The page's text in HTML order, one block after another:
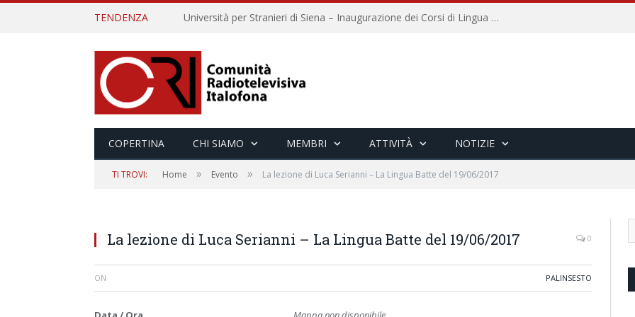
TENDENZA Università per Stranieri di Siena – Inaugurazione dei Corsi di Lingua e Cultura Italiana, 109a annata
COPERTINA CHI SIAMO MEMBRI ATTIVITÀ NOTIZIE
TI TROVI: Home » Evento » La lezione di Luca Serianni – La Lingua Batte del 19/06/2017
La lezione di Luca Serianni – La Lingua Batte del 19/06/2017 0
ON PALINSESTO